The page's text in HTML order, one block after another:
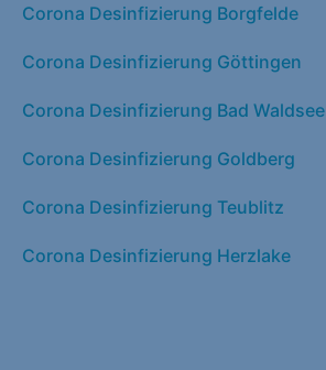
Corona Desinfizierung Borgfelde
Corona Desinfizierung Göttingen
Corona Desinfizierung Bad Waldsee
Corona Desinfizierung Goldberg
Corona Desinfizierung Teublitz
Corona Desinfizierung Herzlake